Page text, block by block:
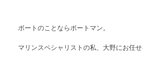
ボートのことならボートマン。
マリンスペシャリストの私、大野にお任せ